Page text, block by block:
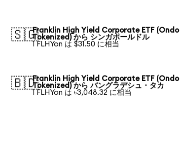
🇸🇬Franklin High Yield Corporate ETF (Ondo
Tokenized) から シンガポールドル
1 FLHYon は $31.50 に相当
🇧🇩Franklin High Yield Corporate ETF (Ondo
Tokenized) から バングラデシュ・タカ
1 FLHYon は ৳3,048.32 に相当